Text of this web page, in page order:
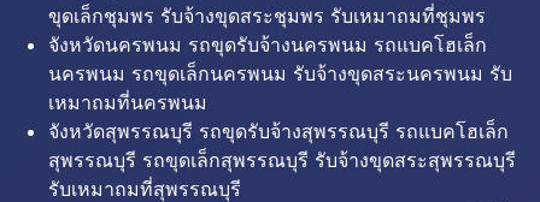
ขุดเล็กชุมพร รับจ้างขุดสระชุมพร รับเหมาถมที่ชุมพร
จังหวัดนครพนม รถขุดรับจ้างนครพนม รถแบคโฮเล็ก
นครพนม รถขุดเล็กนครพนม รับจ้างขุดสระนครพนม รับ
เหมาถมที่นครพนม
จังหวัดสุพรรณบุรี รถขุดรับจ้างสุพรรณบุรี รถแบคโฮเล็ก
สุพรรณบุรี รถขุดเล็กสุพรรณบุรี รับจ้างขุดสระสุพรรณบุรี
รับเหมาถมที่สุพรรณบุรี